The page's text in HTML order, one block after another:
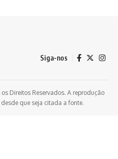
Siga-nos
Direitos Reservados. A reprodução
que seja citada a fonte.